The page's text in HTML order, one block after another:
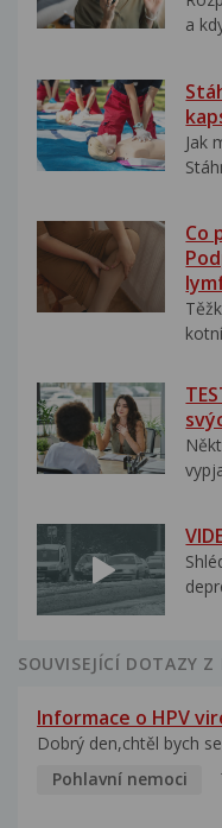
a
Jak
Co
SOUVISEJÍCÍ DOTAZY Z
Informace o HPV
Dobrý den,chtěl bych
Pohlavní nemoci